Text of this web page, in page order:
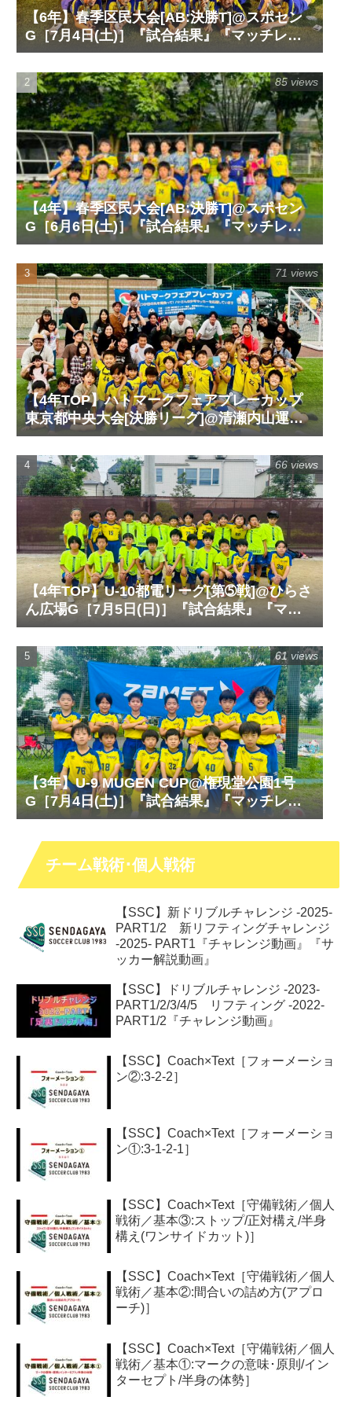
【6年】春季区民大会[AB:決勝T]@スポセン
G［7月4日(土)］『試合結果』『マッチレポ
ート』『試合動画』
【4年】春季区民大会[AB:決勝T]@スポセン
G［6月6日(土)］『試合結果』『マッチレポ
ート』『試合動画』
85 views
【4年TOP】ハトマークフェアプレーカップ
東京都中央大会[決勝リーグ]@清瀬内山運動
公園サッカー場G［6月14日(日)］『試合結
果』『マッチレポート』『試合動画』
71 views
【4年TOP】U-10都電リーグ[第➄戦]@ひらさ
ん広場G［7月5日(日)］『試合結果』『マッ
チレポート』『試合動画』
66 views
【3年】U-9 MUGEN CUP@権現堂公園1号
G［7月4日(土)］『試合結果』『マッチレポ
ート』『試合動画』
61 views
チーム戦術･個人戦術
【SSC】新ドリブルチャレンジ -2025-
PART1/2 新リフティングチャレンジ
-2025- PART1『チャレンジ動画』『サ
ッカー解説動画』
【SSC】ドリブルチャレンジ -2023-
PART1/2/3/4/5 リフティング -2022-
PART1/2『チャレンジ動画』
【SSC】Coach×Text［フォーメーショ
ン②:3-2-2］
【SSC】Coach×Text［フォーメーショ
ン①:3-1-2-1］
【SSC】Coach×Text［守備戦術／個人
戦術／基本③:ストップ/正対構え/半身
構え(ワンサイドカット)］
【SSC】Coach×Text［守備戦術／個人
戦術／基本②:間合いの詰め方(アプロ
ーチ)］
【SSC】Coach×Text［守備戦術／個人
戦術／基本①:マークの意味･原則/イン
ターセプト/半身の体勢］